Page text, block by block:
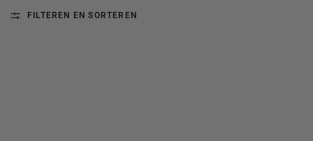
FILTEREN EN SORTEREN